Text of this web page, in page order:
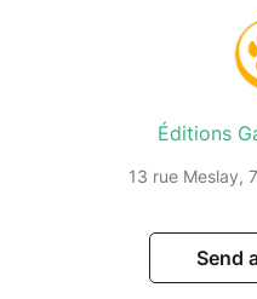
Éditions
13 rue Meslay,
Send